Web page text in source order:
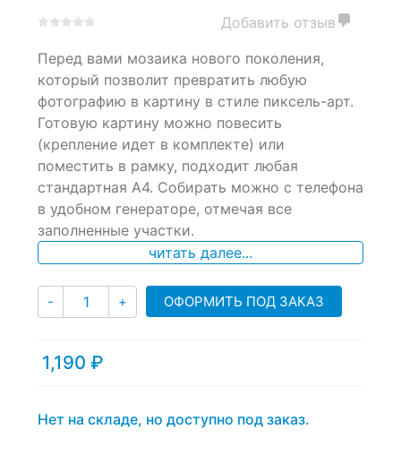
out
on
customer
ratings
Добавить отзыв
Перед вами мозаика нового поколения,
который позволит превратить любую
фотографию в картину в стиле пиксель-арт.
Готовую картину можно повесить
(крепление идет в комплекте) или
поместить в рамку, подходит любая
стандартная А4. Собирать можно с телефона
в удобном генераторе, отмечая все
заполненные участки.
читать далее...
- Количество
+ ОФОРМИТЬ ПОД ЗАКАЗ
1,190 ₽
Нет на складе, но доступно под заказ.